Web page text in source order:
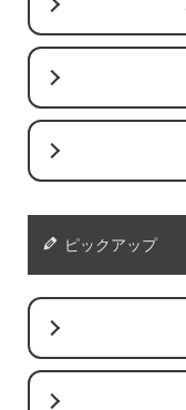
ピックアップ